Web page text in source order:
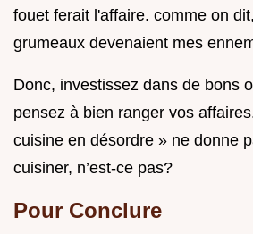
fouet ferait l'affaire. comme on
grumeaux devenaient mes
Donc, investissez dans de bons
pensez à bien ranger vos
cuisine en désordre » ne donne
cuisiner, n’est-ce pas?
Pour Conclure